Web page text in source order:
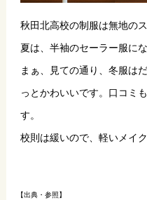
秋田北高校の制服は無地の
夏は、半袖のセーラー服にな
まぁ、見ての通り、冬服は
っとかわいいです。口コミ
す。
校則は緩いので、軽いメイ
【出典・参照】